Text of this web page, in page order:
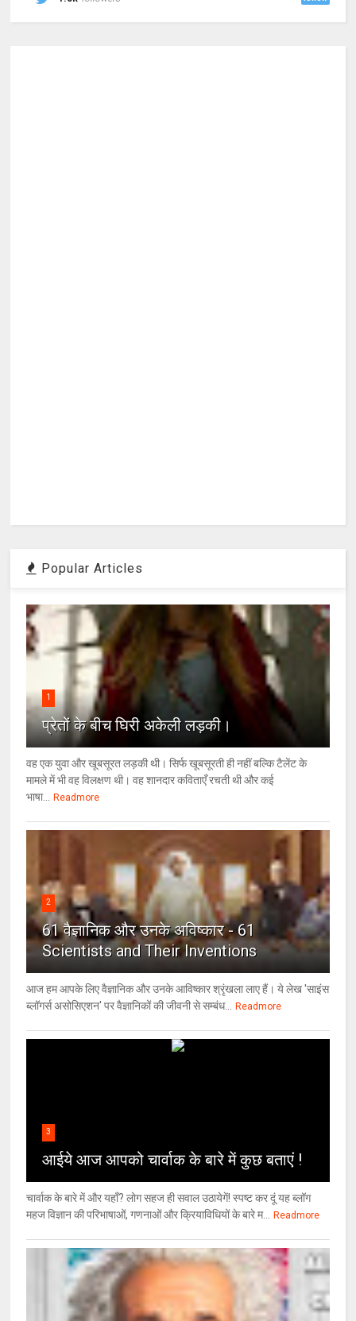
Popular Articles
1
प्रेतों के बीच घिरी अकेली लड़की।
वह एक युवा और खूबसूरत लड़की थी। सिर्फ खूबसूरती ही नहीं बल्कि टैलेंट के
मामले में भी वह विलक्षण थी। वह शानदार कविताएँ रचती थी और कई
भाषा...
Readmore
2
61 वैज्ञानिक और उनके अविष्कार - 61
Scientists and Their Inventions
आज हम आपके लिए वैज्ञानिक और उनके आविष्कार श्रृंखला लाए हैं। ये लेख 'साइंस
ब्लॉगर्स असोसिएशन' पर वैज्ञा‍निकों की जीवनी से सम्बंध...
Readmore
3
आईये आज आपको चार्वाक के बारे में कुछ बताएं !
चार्वाक के बारे में और यहाँ? लोग सहज ही सवाल उठायेगें! स्पष्ट कर दूं यह ब्लॉग
महज विज्ञान की परिभाषाओं, गणनाओं और क्रियाविधियों के बारे म...
Readmore